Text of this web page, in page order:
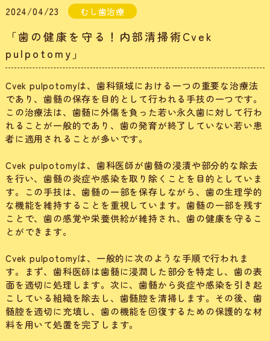
2024/04/23 むし歯治療
「歯の健康を守る！内部清掃術Cvek
pulpotomy」
Cvek pulpotomyは、歯科領域における一つの重要な治療法
であり、歯髄の保存を目的として行われる手技の一つです。
この治療法は、歯髄に外傷を負った若い永久歯に対して行わ
れることが一般的であり、歯の発育が終了していない若い患
者に適用されることが多いです。
Cvek pulpotomyは、歯科医師が歯髄の浸漬や部分的な除去
を行い、歯髄の炎症や感染を取り除くことを目的としていま
す。この手技は、歯髄の一部を保存しながら、歯の生理学的
な機能を維持することを重視しています。歯髄の一部を残す
ことで、歯の感覚や栄養供給が維持され、歯の健康を守るこ
とができます。
Cvek pulpotomyは、一般的に次のような手順で行われま
す。まず、歯科医師は歯髄に浸潤した部分を特定し、歯の表
面を適切に処理します。次に、歯髄から炎症や感染を引き起
こしている組織を除去し、歯髄腔を清掃します。その後、歯
髄腔を適切に充填し、歯の機能を回復するための保護的な材
料を用いて処置を完了します。